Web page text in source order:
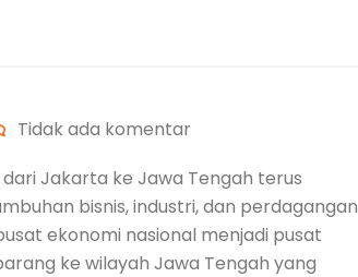
Tidak ada komentar
Jakarta ke Jawa Tengah terus
bisnis, industri, dan perdagangan
ekonomi nasional menjadi pusat
ke wilayah Jawa Tengah yang